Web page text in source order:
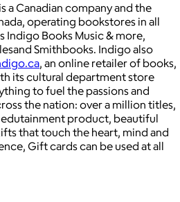
a Canadian company and the
operating bookstores in all
Indigo Books Music & more,
Smithbooks. Indigo also
, an online retailer of books,
its cultural department store
to fuel the passions and
the nation: over a million titles,
product, beautiful
that touch the heart, mind and
Gift cards can be used at all